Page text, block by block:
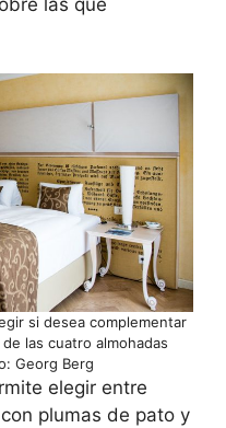
si desea complementar
las cuatro almohadas
Georg Berg
elegir entre
plumas de pato y